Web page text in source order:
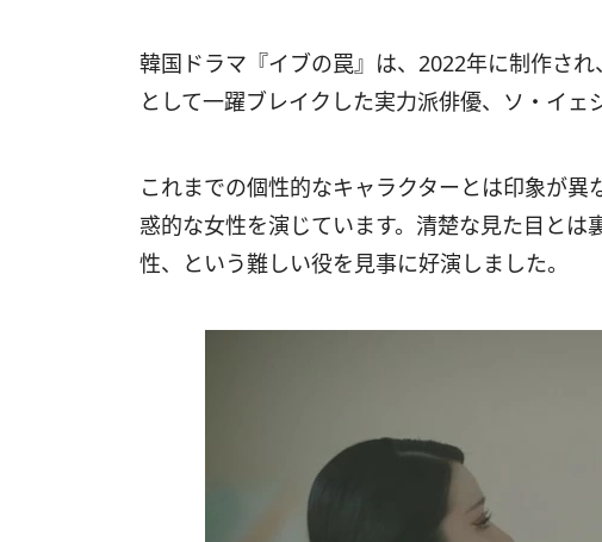
韓国ドラマ『イブの罠』は、2022年に制作さ
として一躍ブレイクした実力派俳優、ソ・イェ
これまでの個性的なキャラクターとは印象が
惑的な女性を演じています。清楚な見た目と
性、という難しい役を見事に好演しました。